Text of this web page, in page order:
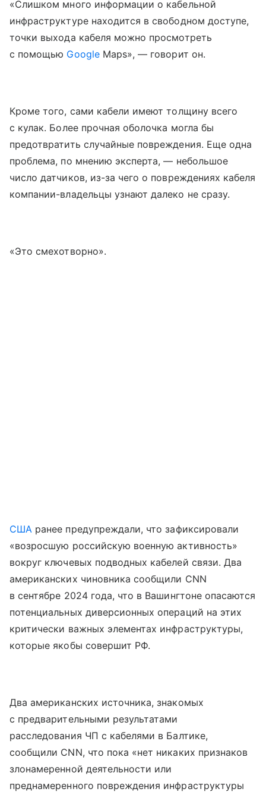
«Слишком много информации о кабельной
инфраструктуре находится в свободном доступе,
точки выхода кабеля можно просмотреть
с помощью GoogleMaps», — говорит он.
Кроме того, сами кабели имеют толщину всего
с кулак. Более прочная оболочка могла бы
предотвратить случайные повреждения. Еще одна
проблема, по мнению эксперта, — небольшое
число датчиков, из-за чего о повреждениях кабеля
компании-владельцы узнают далеко не сразу.
«Это смехотворно».
США ранее предупреждали, что зафиксировали
«возросшую российскую военную активность»
вокруг ключевых подводных кабелей связи. Два
американских чиновника сообщили CNN
в сентябре 2024 года, что в Вашингтоне опасаются
потенциальных диверсионных операций на этих
критически важных элементах инфраструктуры,
которые якобы совершит РФ.
Два американских источника, знакомых
с предварительными результатами
расследования ЧП с кабелями в Балтике,
сообщили CNN, что пока «нет никаких признаков
злонамеренной деятельности или
преднамеренного повреждения инфраструктуры